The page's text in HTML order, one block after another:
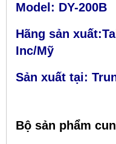
Model: DY-200B
Hãng sản
Inc/Mỹ
Sản xuất tại:
Bộ sản phẩm